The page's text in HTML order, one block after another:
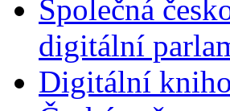
Společná
digitální
Digitální